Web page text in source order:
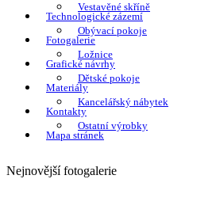
Vestavěné skříně
Obývací pokoje
Ložnice
Dětské pokoje
Kancelářský nábytek
Ostatní výrobky
Technologické zázemí
Fotogalerie
Grafické návrhy
Materiály
Kontakty
Mapa stránek
Nejnovější fotogalerie